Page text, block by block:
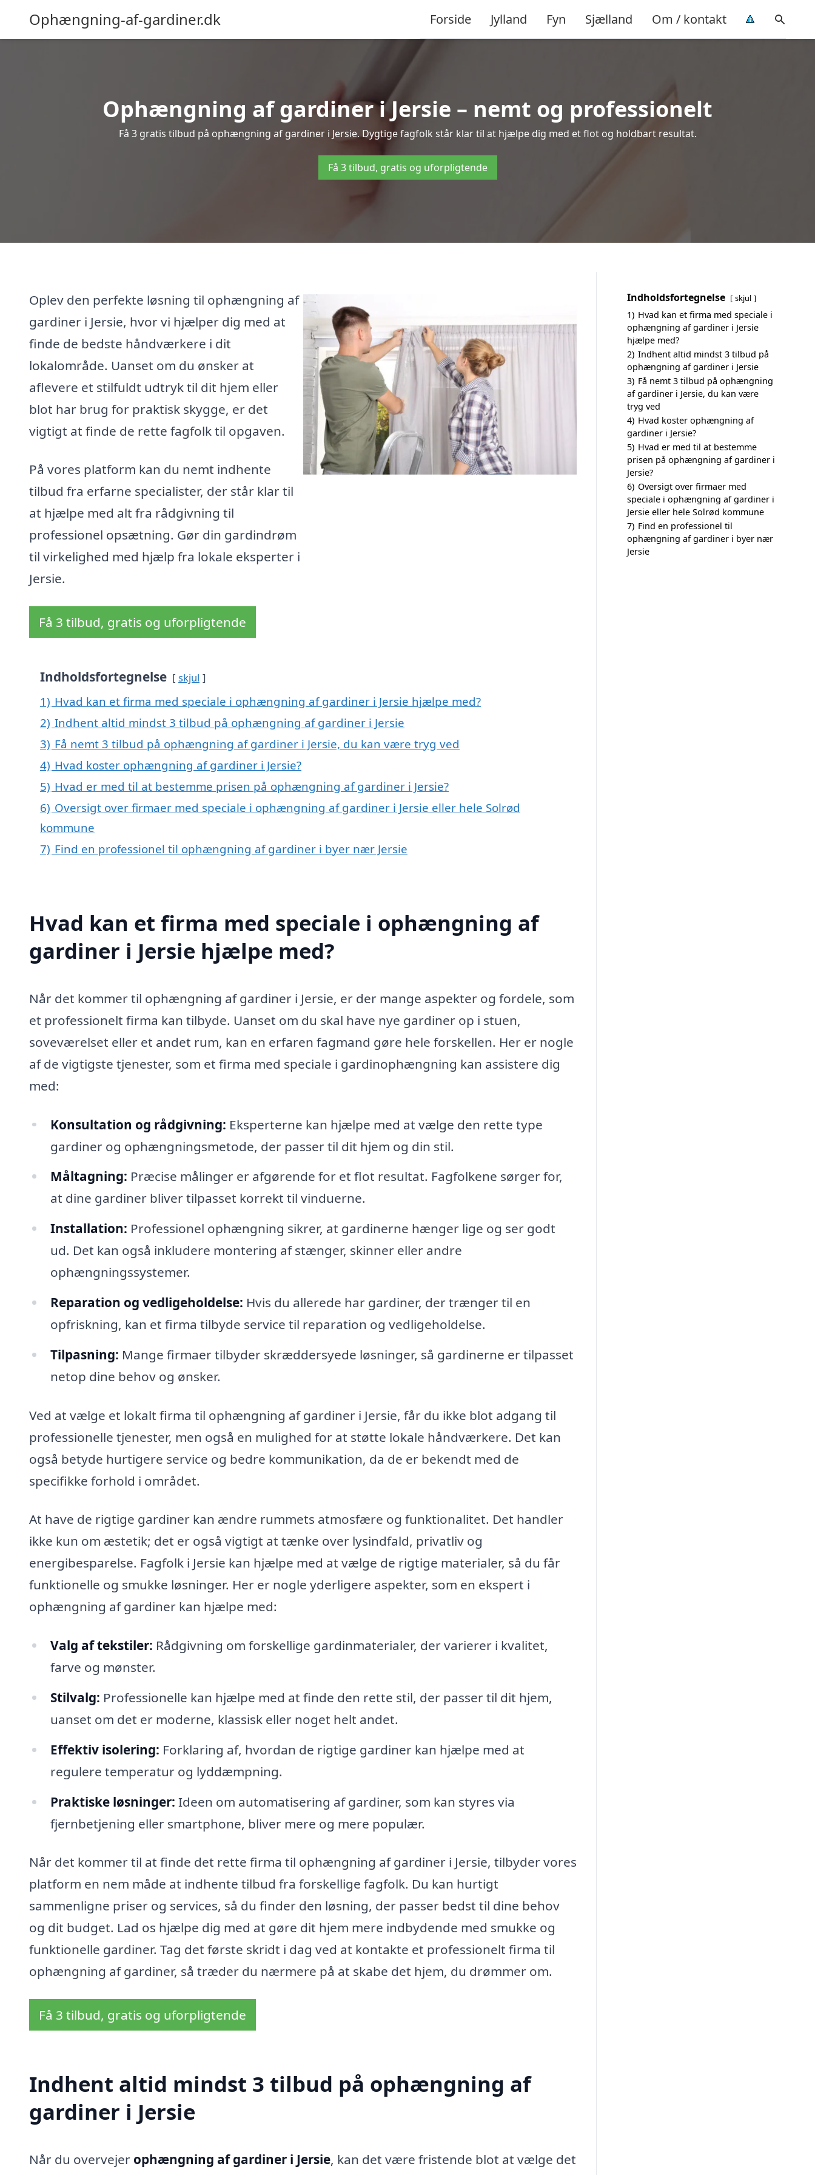
Ophængning-af-gardiner.dk Forside Jylland Fyn Sjælland Om / kontakt
Ophængning af gardiner i Jersie – nemt og professionelt
Få 3 gratis tilbud på ophængning af gardiner i Jersie. Dygtige fagfolk står klar til at hjælpe dig med et flot og holdbart resultat.
Få 3 tilbud, gratis og uforpligtende
Oplev den perfekte løsning til ophængning af
gardiner i Jersie, hvor vi hjælper dig med at
finde de bedste håndværkere i dit
lokalområde. Uanset om du ønsker at
aflevere et stilfuldt udtryk til dit hjem eller
blot har brug for praktisk skygge, er det
vigtigt at finde de rette fagfolk til opgaven.
På vores platform kan du nemt indhente
tilbud fra erfarne specialister, der står klar til
at hjælpe med alt fra rådgivning til
professionel opsætning. Gør din gardindrøm
til virkelighed med hjælp fra lokale eksperter i
Jersie.
Få 3 tilbud, gratis og uforpligtende
Indholdsfortegnelse skjul
1) Hvad kan et firma med speciale i ophængning af gardiner i Jersie hjælpe med?
2) Indhent altid mindst 3 tilbud på ophængning af gardiner i Jersie
3) Få nemt 3 tilbud på ophængning af gardiner i Jersie, du kan være tryg ved
4) Hvad koster ophængning af gardiner i Jersie?
5) Hvad er med til at bestemme prisen på ophængning af gardiner i Jersie?
6) Oversigt over firmaer med speciale i ophængning af gardiner i Jersie eller hele Solrød
kommune
7) Find en professionel til ophængning af gardiner i byer nær Jersie
Hvad kan et firma med speciale i ophængning af
gardiner i Jersie hjælpe med?
Når det kommer til ophængning af gardiner i Jersie, er der mange aspekter og fordele, som
et professionelt firma kan tilbyde. Uanset om du skal have nye gardiner op i stuen,
soveværelset eller et andet rum, kan en erfaren fagmand gøre hele forskellen. Her er nogle
af de vigtigste tjenester, som et firma med speciale i gardinophængning kan assistere dig
med:
Konsultation og rådgivning: Eksperterne kan hjælpe med at vælge den rette type
gardiner og ophængningsmetode, der passer til dit hjem og din stil.
Måltagning: Præcise målinger er afgørende for et flot resultat. Fagfolkene sørger for,
at dine gardiner bliver tilpasset korrekt til vinduerne.
Installation: Professionel ophængning sikrer, at gardinerne hænger lige og ser godt
ud. Det kan også inkludere montering af stænger, skinner eller andre
ophængningssystemer.
Reparation og vedligeholdelse: Hvis du allerede har gardiner, der trænger til en
opfriskning, kan et firma tilbyde service til reparation og vedligeholdelse.
Tilpasning: Mange firmaer tilbyder skræddersyede løsninger, så gardinerne er tilpasset
netop dine behov og ønsker.
Ved at vælge et lokalt firma til ophængning af gardiner i Jersie, får du ikke blot adgang til
professionelle tjenester, men også en mulighed for at støtte lokale håndværkere. Det kan
også betyde hurtigere service og bedre kommunikation, da de er bekendt med de
specifikke forhold i området.
At have de rigtige gardiner kan ændre rummets atmosfære og funktionalitet. Det handler
ikke kun om æstetik; det er også vigtigt at tænke over lysindfald, privatliv og
energibesparelse. Fagfolk i Jersie kan hjælpe med at vælge de rigtige materialer, så du får
funktionelle og smukke løsninger. Her er nogle yderligere aspekter, som en ekspert i
ophængning af gardiner kan hjælpe med:
Valg af tekstiler: Rådgivning om forskellige gardinmaterialer, der varierer i kvalitet,
farve og mønster.
Stilvalg: Professionelle kan hjælpe med at finde den rette stil, der passer til dit hjem,
uanset om det er moderne, klassisk eller noget helt andet.
Effektiv isolering: Forklaring af, hvordan de rigtige gardiner kan hjælpe med at
regulere temperatur og lyddæmpning.
Praktiske løsninger: Ideen om automatisering af gardiner, som kan styres via
fjernbetjening eller smartphone, bliver mere og mere populær.
Når det kommer til at finde det rette firma til ophængning af gardiner i Jersie, tilbyder vores
platform en nem måde at indhente tilbud fra forskellige fagfolk. Du kan hurtigt
sammenligne priser og services, så du finder den løsning, der passer bedst til dine behov
og dit budget. Lad os hjælpe dig med at gøre dit hjem mere indbydende med smukke og
funktionelle gardiner. Tag det første skridt i dag ved at kontakte et professionelt firma til
ophængning af gardiner, så træder du nærmere på at skabe det hjem, du drømmer om.
Få 3 tilbud, gratis og uforpligtende
Indhent altid mindst 3 tilbud på ophængning af
gardiner i Jersie
Når du overvejer ophængning af gardiner i Jersie, kan det være fristende blot at vælge det
Indholdsfortegnelse skjul
1) Hvad kan et firma med speciale i
ophængning af gardiner i Jersie
hjælpe med?
2) Indhent altid mindst 3 tilbud på
ophængning af gardiner i Jersie
3) Få nemt 3 tilbud på ophængning
af gardiner i Jersie, du kan være
tryg ved
4) Hvad koster ophængning af
gardiner i Jersie?
5) Hvad er med til at bestemme
prisen på ophængning af gardiner i
Jersie?
6) Oversigt over firmaer med
speciale i ophængning af gardiner i
Jersie eller hele Solrød kommune
7) Find en professionel til
ophængning af gardiner i byer nær
Jersie